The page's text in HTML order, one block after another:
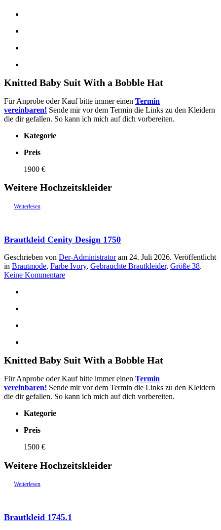
Knitted Baby Suit With a Bobble Hat
Für Anprobe oder Kauf bitte immer einen Termin
vereinbaren! Sende mir vor dem Termin die Links zu den Kleidern
die dir gefallen. So kann ich mich auf dich vorbereiten.
Kategorie
Preis
1900 €
Weitere Hochzeitskleider
Weiterlesen
Brautkleid Cenity Design 1750
Geschrieben von Der-Administratoram 24. Juli 2026. Veröffentlicht
in Brautmode, Farbe Ivory, Gebrauchte Brautkleider, Größe 38.
Keine Kommentarezu
Knitted Baby Suit With a Bobble Hat
Für Anprobe oder Kauf bitte immer einen Termin
vereinbaren! Sende mir vor dem Termin die Links zu den Kleidern
die dir gefallen. So kann ich mich auf dich vorbereiten.
Kategorie
Preis
1500 €
Weitere Hochzeitskleider
Weiterlesen
Brautkleid 1745.1